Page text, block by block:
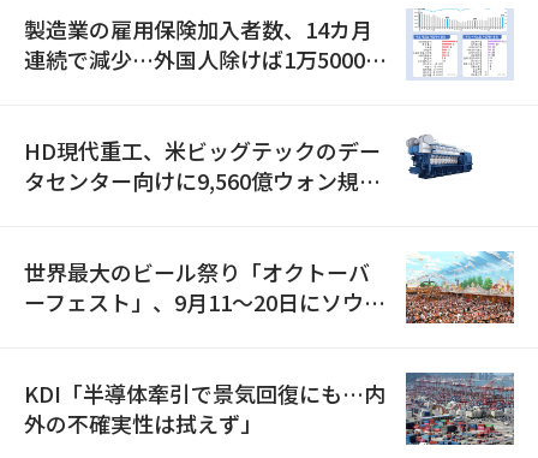
製造業の雇用保険加入者数、14カ月
連続で減少…外国人除けば1万5000人
HD現代重工、米ビッグテックのデー
タセンター向けに9,560億ウォン規模
世界最大のビール祭り「オクトーバ
ーフェスト」、9月11〜20日にソウル
KDI「半導体牽引で景気回復にも…内
外の不確実性は拭えず」